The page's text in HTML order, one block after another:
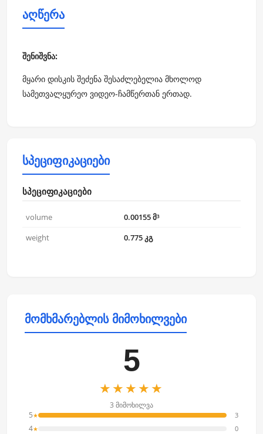
აღწერა
შენიშვნა:
მყარი დისკის შეძენა შესაძლებელია მხოლოდ
სამეთვალყურეო ვიდეო-ჩამწერთან ერთად.
სპეციფიკაციები
სპეციფიკაციები
volume
0.00155 მ³
weight
0.775 კგ
მომხმარებლის მიმოხილვები
5
★★★★★
3 მიმოხილვა
5★ 3
4★ 0